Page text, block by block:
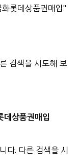
롯데상품권매입"
검색을 시도해 보
상품권매입
다. 다른 검색을 시